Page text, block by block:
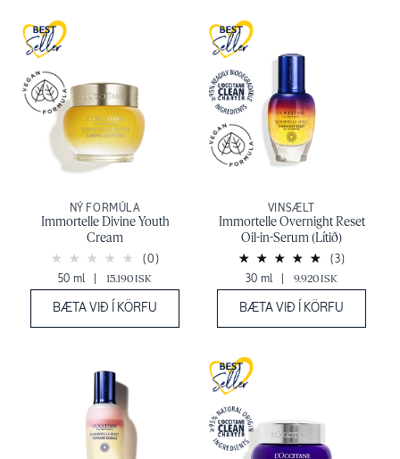
NÝ FORMÚLA
Immortelle Divine Youth
Cream
(0)
50 ml 15.190 ISK
BÆTA VIÐ Í KÖRFU
VINSÆLT
Immortelle Overnight Reset
Oil-in-Serum (Lítið)
(3)
30 ml 9.920 ISK
BÆTA VIÐ Í KÖRFU